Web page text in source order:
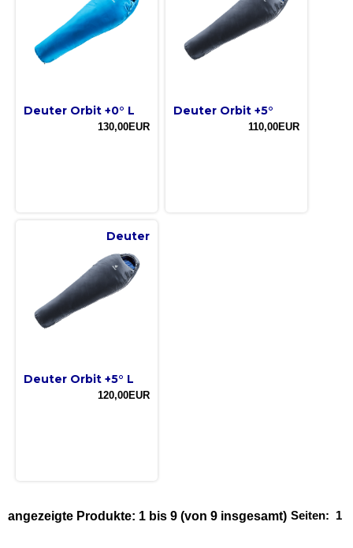
Deuter Orbit +0° L
130,00EUR
Deuter Orbit +5°
110,00EUR
Deuter
Deuter Orbit +5° L
120,00EUR
Seiten: 1
angezeigte Produkte: 1 bis 9 (von 9 insgesamt)